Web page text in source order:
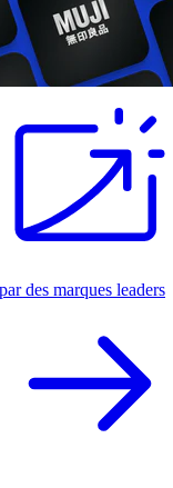
des marques leaders